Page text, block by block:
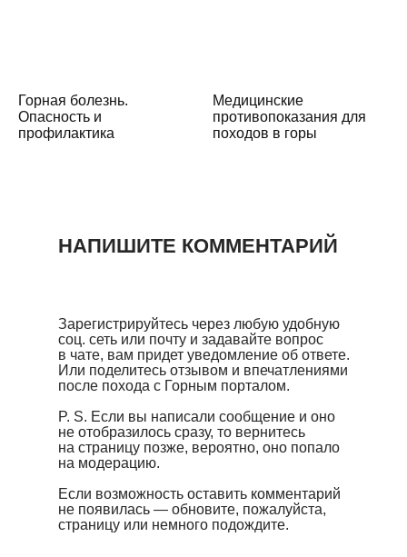
Горная болезнь.
Опасность и
профилактика
Медицинские
противопоказания для
походов в горы
Зарегистрируйтесь через любую удобную
соц. сеть или почту и задавайте вопрос
в чате, вам придет уведомление об ответе.
Или поделитесь отзывом и впечатлениями
после похода с Горным порталом.
P. S. Если вы написали сообщение и оно
не отобразилось сразу, то вернитесь
на страницу позже, вероятно, оно попало
на модерацию.
Если возможность оставить комментарий
не появилась — обновите, пожалуйста,
страницу или немного подождите.
НАПИШИТЕ КОММЕНТАРИЙ